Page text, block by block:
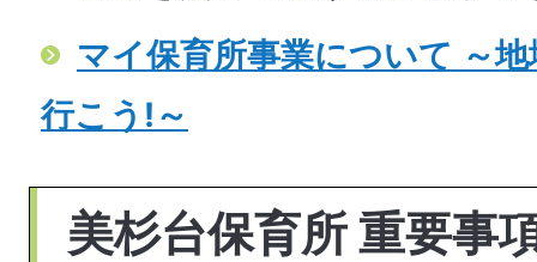
マイ保育所事業について ～
行こう!～
美杉台保育所 重要事